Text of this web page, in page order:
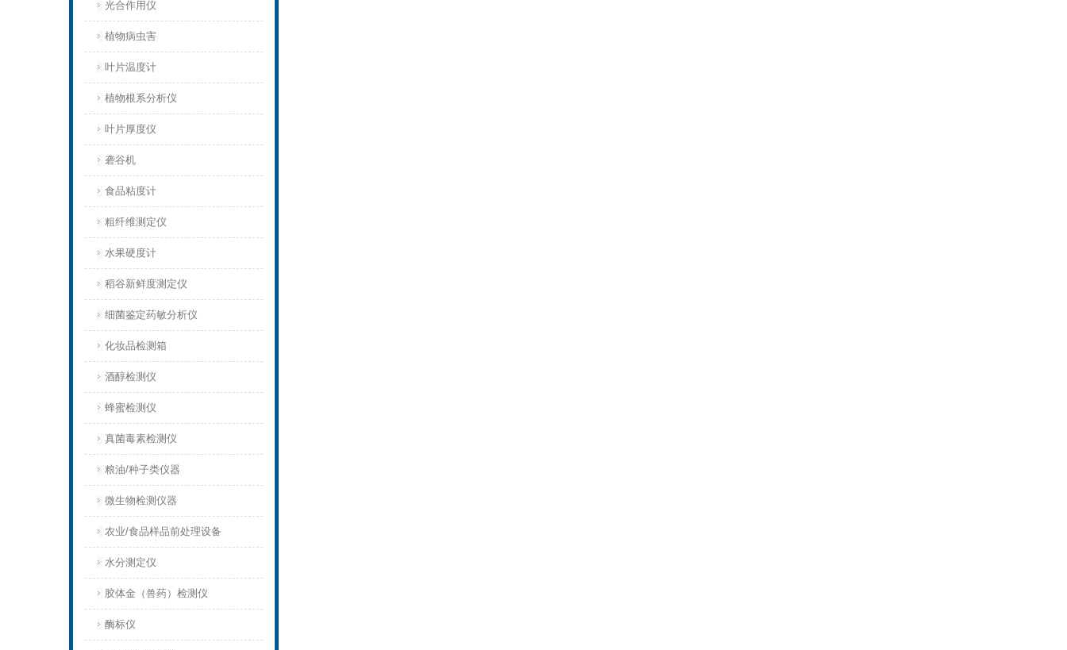
光合作用仪
植物病虫害
叶片温度计
植物根系分析仪
叶片厚度仪
砻谷机
食品粘度计
粗纤维测定仪
水果硬度计
稻谷新鲜度测定仪
细菌鉴定药敏分析仪
化妆品检测箱
酒醇检测仪
蜂蜜检测仪
真菌毒素检测仪
粮油/种子类仪器
微生物检测仪器
农业/食品样品前处理设备
水分测定仪
胶体金（兽药）检测仪
酶标仪